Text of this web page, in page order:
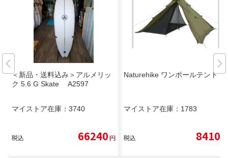
＜新品・送料込み＞アルメリッ
ク 5.6 G Skate A2597
マイストア在庫： 3740
税込 66240円
Naturehike ワンポールテント
マイストア在庫： 1783
税込 8410